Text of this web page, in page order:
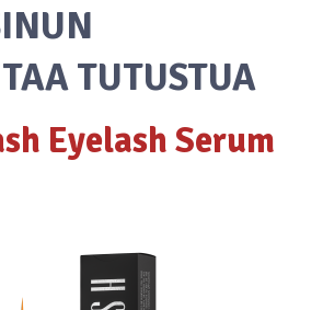
TUTUSTUA
Eyelash Serum